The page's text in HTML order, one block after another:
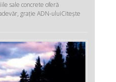
sale concrete oferă
graţie ADN-uluiCitește